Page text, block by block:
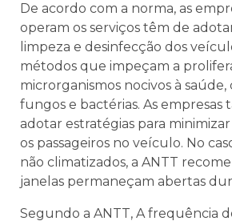
De acordo com a norma, as
operam os serviços têm de
limpeza e desinfecção dos
métodos que impeçam a
microrganismos nocivos à
fungos e bactérias. As empresas
adotar estratégias para
os passageiros no veículo. No
não climatizados, a ANTT
janelas permaneçam abertas
Segundo a ANTT, A frequência